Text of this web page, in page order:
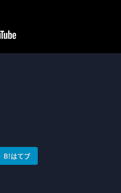
B!はてブ